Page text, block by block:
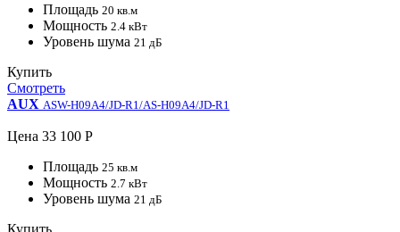
Площадь 20 кв.м
Мощность 2.4 кВт
Уровень шума 21 дБ
Купить
Смотреть
AUX ASW-H09A4/JD-R1/AS-H09A4/JD-R1
Цена 33 100 Р
Площадь 25 кв.м
Мощность 2.7 кВт
Уровень шума 21 дБ
Купить